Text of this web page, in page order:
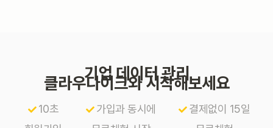
기업 데이터 관리
클라우다이크와 시작해보세요
10초
가입과 동시에
결제없이 15일